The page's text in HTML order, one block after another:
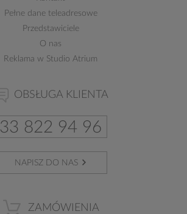
Pełne dane teleadresowe
Przedstawiciele
O nas
Reklama w Studio Atrium
OBSŁUGA KLIENTA
33 822 94 96
NAPISZ DO NAS
ZAMÓWIENIA